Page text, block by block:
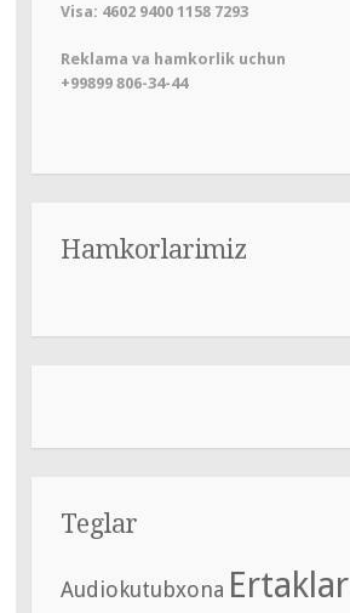
Visa: 4602 9400 1158 7293
Reklama va hamkorlik uchun
+99899 806-34-44
Hamkorlarimiz
Teglar
Audiokutubxona Ertaklar